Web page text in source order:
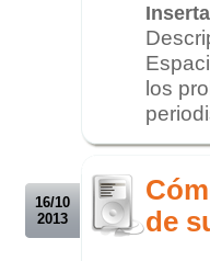
los
16/10
2013
de